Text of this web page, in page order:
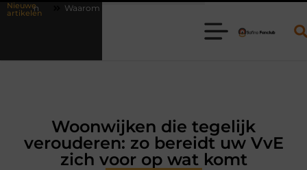
Nieuwe
artikelen
online vlees bestellen steeds gewoner wordt
Woonwijken die tegelijk
verouderen: zo bereidt uw VvE
zich voor op wat komt